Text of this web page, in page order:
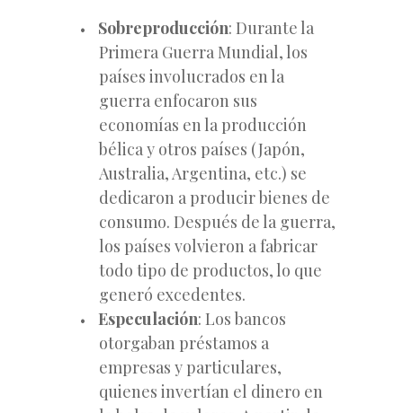
Sobreproducción: Durante la
Primera Guerra Mundial, los
países involucrados en la
guerra enfocaron sus
economías en la producción
bélica y otros países (Japón,
Australia, Argentina, etc.) se
dedicaron a producir bienes de
consumo. Después de la guerra,
los países volvieron a fabricar
todo tipo de productos, lo que
generó excedentes.
Especulación: Los bancos
otorgaban préstamos a
empresas y particulares,
quienes invertían el dinero en